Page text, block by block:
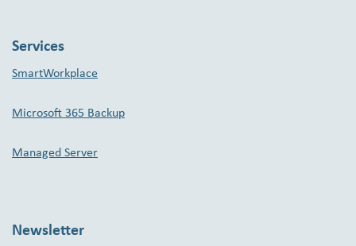
Services
SmartWorkplace
Microsoft 365 Backup
Managed Server
Newsletter